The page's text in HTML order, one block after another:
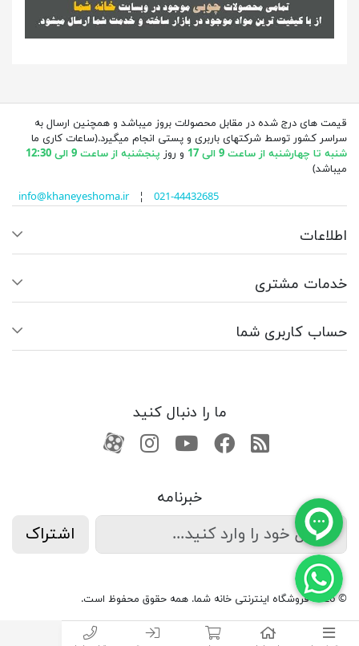
قیمت های درج شده در مقابل محصولات بروز میباشد و همچنین ارسال به
سراسر کشور توسط شرکتهای باربری و پستی انجام میگیرد.(ساعات کاری ما
شنبه تا چهارشنبه از ساعت 9 الی 17
و روز پنجشنبه از ساعت 9 الی 12:30
میباشد)
info@khaneyeshoma.ir¦ 021-44432685
اطلاعات
خدمات مشتری
حساب کاربری شما
ما را دنبال کنید
RSSفیسبوکیوتیوبکانال آپارات
کانال آپارات
خبرنامه
اشتراک
© 2026 فروشگاه اینترنتی خانه شما. همه حقوق محفوظ است.